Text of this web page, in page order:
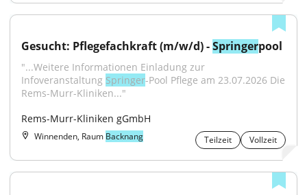
Gesucht: Pflegefachkraft (m/w/d) - Springerpool
"...Weitere Informationen Einladung zur
Infoveranstaltung Springer-Pool Pflege am 23.07.2026 Die
Rems-Murr-Kliniken..."
Rems-Murr-Kliniken gGmbH
Winnenden, Raum Backnang Teilzeit Vollzeit